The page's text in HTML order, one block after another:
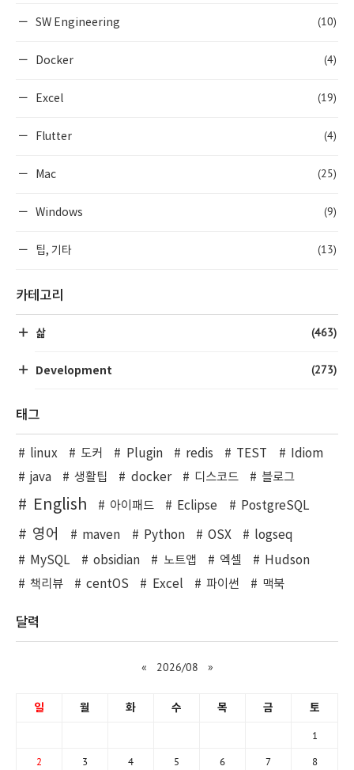
SW Engineering (10)
Docker (4)
Excel (19)
Flutter (4)
Mac (25)
Windows (9)
팁, 기타 (13)
카테고리
삶 (463)
Development (273)
태그
linux 도커 Plugin redis TEST
Idiom
java
생활팁 docker 디스코드 블로그
English 아이패드 Eclipse PostgreSQL
영어 maven Python OSX
logseq
MySQL
obsidian 노트앱 엑셀
Hudson
책리뷰
centOS Excel 파이썬 맥북
달력
« 2026/08 »
일 월 화 수 목 금 토
1
2 3 4 5 6 7 8